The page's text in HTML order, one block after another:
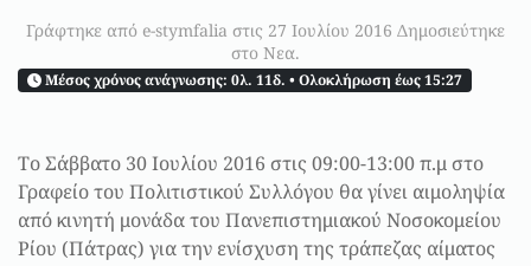
Γράφτηκε από e-stymfalia στις 27 Ιουλίου 2016 Δημοσιεύτηκε
στο Νεα.
Μέσος χρόνος ανάγνωσης: 0λ. 11δ. • Ολοκλήρωση έως 15:27
Το Σάββατο 30 Ιουλίου 2016 στις 09:00-13:00 π.μ στο
Γραφείο του Πολιτιστικού Συλλόγου θα γίνει αιμοληψία
από κινητή μονάδα του Πανεπιστημιακού Νοσοκομείου
Ρίου (Πάτρας) για την ενίσχυση της τράπεζας αίματος